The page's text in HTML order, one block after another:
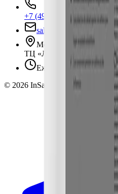
+7 (495) 135-35-99
sales@insafe.ru
Москва, Люблинская
ТЦ «Люблю Молл», -1
Ежедневно 10:00 —
© 2026 InSafe.ru — Товары и